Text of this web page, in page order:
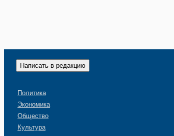
Написать в редакцию
Политика
Экономика
Общество
Культура